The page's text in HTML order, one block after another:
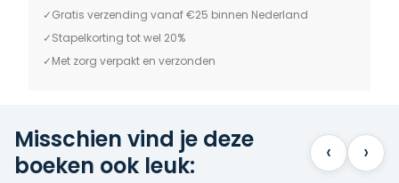
Gratis verzending vanaf €25 binnen Nederland
Stapelkorting tot wel 20%
Met zorg verpakt en verzonden
Misschien vind je deze
boeken ook leuk:
‹ ›